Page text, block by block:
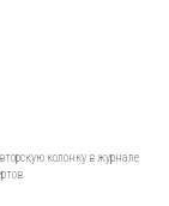
колонку в журнале